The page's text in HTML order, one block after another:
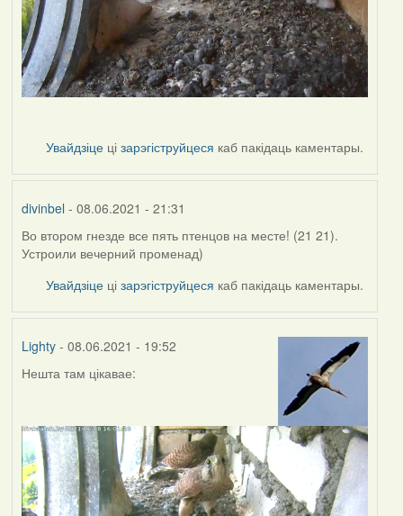
Увайдзіце цізарэгіструйцеся каб пакідаць каментары.
divinbel - 08.06.2021 - 21:31
Во втором гнезде все пять птенцов на месте! (21 21).
Устроили вечерний променад)
Увайдзіце цізарэгіструйцеся каб пакідаць каментары.
Lighty- 08.06.2021 - 19:52
Нешта там цікавае: